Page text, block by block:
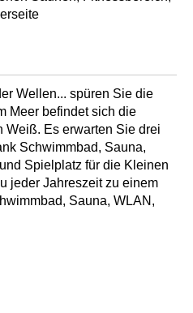
Wellen... spüren Sie die
Meer befindet sich die
Weiß. Es erwarten Sie drei
Schwimmbad, Sauna,
Spielplatz für die Kleinen
jeder Jahreszeit zu einem
Sauna, WLAN,